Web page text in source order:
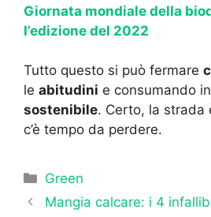
Giornata mondiale della
l’edizione del 2022
Tutto questo si può fermare
le abitudini e consumando
sostenibile. Certo, la strada
c’è tempo da perdere.
Categorie
Green
Mangia calcare: i 4